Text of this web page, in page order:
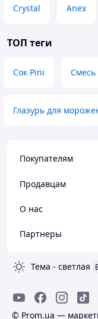
Crystal Anex
ТОП теги
Сок Pini Смесь
Глазурь для
Покупателям
Продавцам
О нас
Партнеры
Тема - светлая
© Prom.ua —